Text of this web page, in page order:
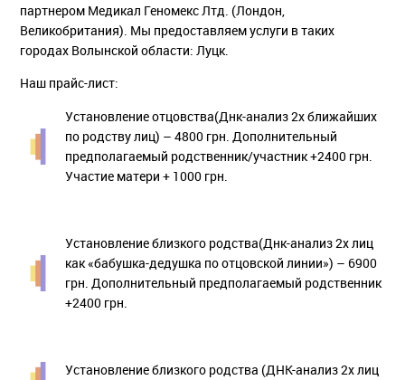
партнером Медикал Геномекс Лтд. (Лондон,
Великобритания). Мы предоставляем услуги в таких
городах Волынской области: Луцк.
Наш прайс-лист:
Установление отцовства(Днк-анализ 2х ближайших
по родству лиц) – 4800 грн. Дополнительный
предполагаемый родственник/участник +2400 грн.
Участие матери + 1000 грн.
Установление близкого родства(Днк-анализ 2х лиц
как «бабушка-дедушка по отцовской линии») – 6900
грн. Дополнительный предполагаемый родственник
+2400 грн.
Установление близкого родства (ДНК-анализ 2х лиц